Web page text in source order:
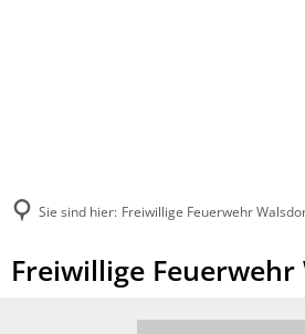
Sie sind hier: Freiwillige Feuerwehr
Freiwillige